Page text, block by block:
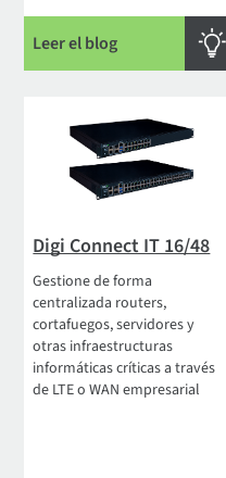
Leer el blog
Digi Connect IT 16/48
Gestione de forma
centralizada routers,
cortafuegos, servidores y
otras infraestructuras
informáticas críticas a través
de LTE o WAN empresarial